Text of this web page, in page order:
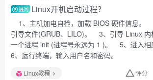
提问 Linux开机启动过程？
1、主机加电自检，加载 BIOS 硬件信息。
引导文件(GRUB、LILO)。 3、引导 Linux
一个进程 init (进程号永远为 1 )。 5、进入相
6、运行终端，输入用户名和密码。
Linux教程 评分